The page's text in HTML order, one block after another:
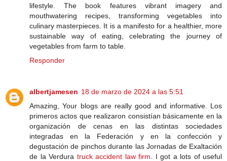
lifestyle. The book features vibrant imagery and
mouthwatering recipes, transforming vegetables into
culinary masterpieces. It is a manifesto for a healthier, more
sustainable way of eating, celebrating the journey of
vegetables from farm to table.
Responder
albertjamesen 18 de marzo de 2024 a las 5:51
Amazing, Your blogs are really good and informative. Los
primeros actos que realizaron consistían básicamente en la
organización de cenas en las distintas sociedades
integradas en la Federación y en la confección y
degustación de pinchos durante las Jornadas de Exaltación
de la Verdura truck accident law firm . I got a lots of useful